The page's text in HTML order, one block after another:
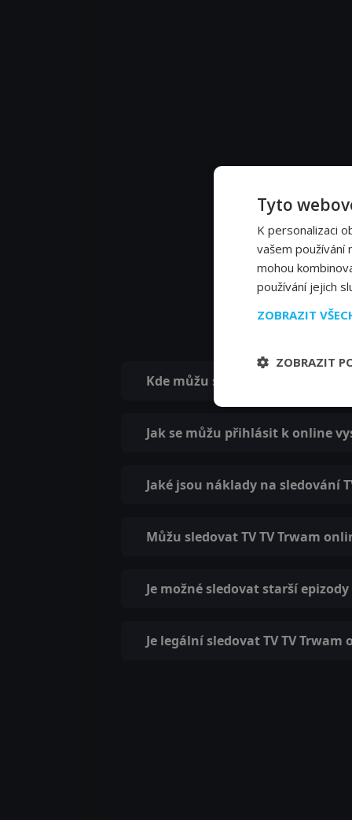
Kde můžu sledovat TV TV Trwam
Jak se můžu přihlásit k online
Jaké jsou náklady na sledování
Můžu sledovat TV TV Trwam
Je možné sledovat starší
Je legální sledovat TV TV Trwam
Tyto
K personalizaci
vašem používání
mohou
používání jejich
ZOBRAZIT
ZOBRAZIT